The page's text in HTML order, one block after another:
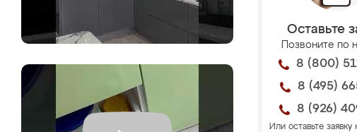
Оставьте
Позвоните по
8 (800)
8 (495)
8 (926)
Или оставьте заявку